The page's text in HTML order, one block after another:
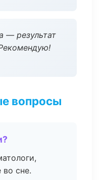
— результат
вопросы
во сне.